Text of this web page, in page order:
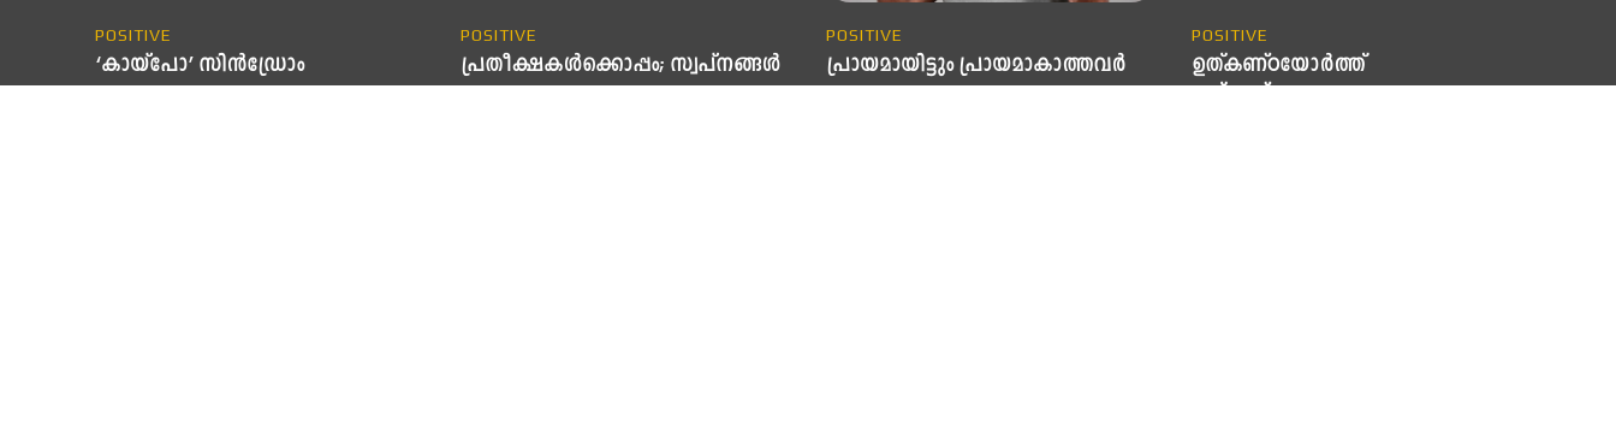
POSITIVE
‘കായ്‌പോ’ സിൻഡ്രോം
POSITIVE
പ്രതീക്ഷകൾക്കൊപ്പം; സ്വപ്നങ്ങൾ
ക്കും
POSITIVE
പ്രായമായിട്ടും പ്രായമാകാത്തവർ
POSITIVE
ഉത്കണ്ഠയോർത്ത്
ഉത്കണ്ഠപ്പെടണ്ട…